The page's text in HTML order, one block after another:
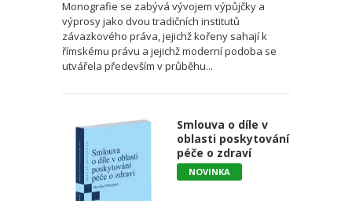
Monografie se zabývá vývojem výpůjčky a
výprosy jako dvou tradičních institutů
závazkového práva, jejichž kořeny sahají k
římskému právu a jejichž moderní podoba se
utvářela především v průběhu...
Smlouva o díle v
oblasti poskytování
péče o zdraví
NOVINKA